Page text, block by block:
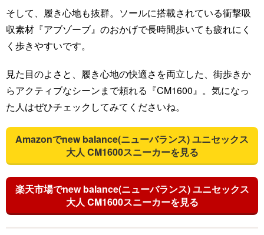
そして、履き心地も抜群。ソールに搭載されている衝撃吸
収素材『アブゾーブ』のおかげで長時間歩いても疲れにく
く歩きやすいです。
見た目のよさと、履き心地の快適さを両立した、街歩きか
らアクティブなシーンまで頼れる『CM1600』。気になっ
た人はぜひチェックしてみてくださいね。
Amazonでnew balance(ニューバランス) ユニセックス
大人 CM1600スニーカーを見る
楽天市場でnew balance(ニューバランス) ユニセックス
大人 CM1600スニーカーを見る